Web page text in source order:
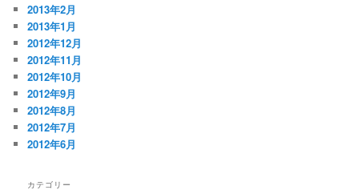
2013年2月
2013年1月
2012年12月
2012年11月
2012年10月
2012年9月
2012年8月
2012年7月
2012年6月
カテゴリー